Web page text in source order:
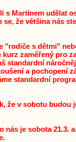
s Martinem udělat
se, že většina nás
"rodiče s dětmi"
kurz zaměřený pro
standardní
a pochopení
standardní
že v sobotu
nás je sobota 21.3.